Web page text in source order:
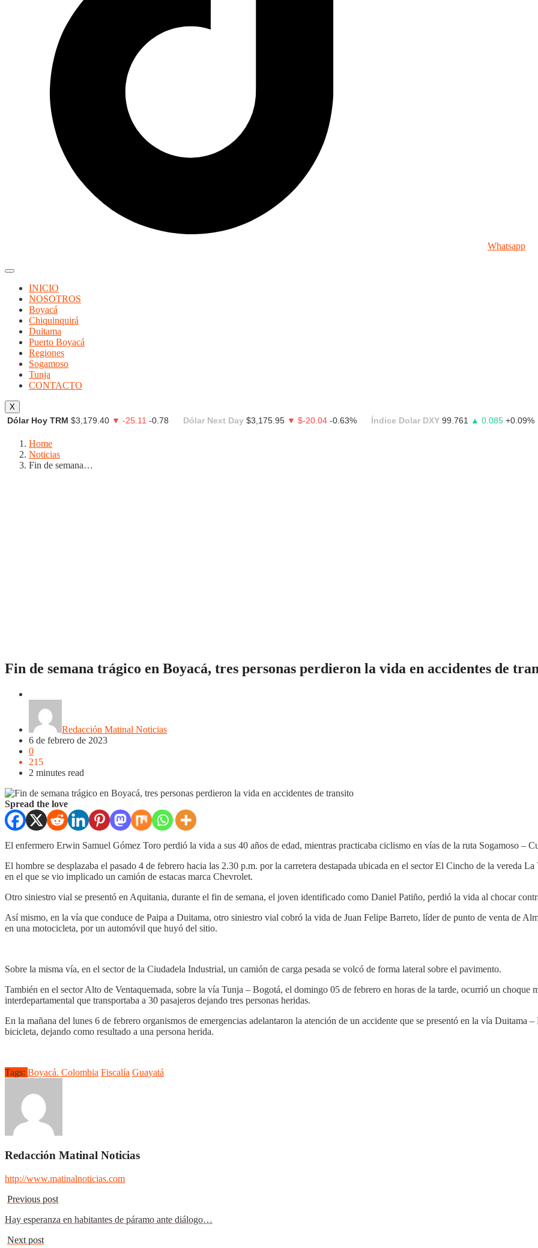
Whatsapp
INICIO
NOSOTROS
Boyacá
Chiquinquirá
Duitama
Puerto Boyacá
Regiones
Sogamoso
Tunja
CONTACTO
X
Dólar Hoy TRM $3,179.40 ▼ -25.11 -0.78 Dólar Next Day $3,175.95 ▼ $-20.04 -0.63% Índice Dolar DXY 99.761 ▲ 0.085 +0.09%
Home
Noticias
Fin de semana…
Fin de semana trágico en Boyacá, tres personas perdieron la vida en accidentes de
Redacción Matinal Noticias
6 de febrero de 2023
0
215
2 minutes read
Spread the love
El enfermero Erwin Samuel Gómez Toro perdió la vida a sus 40 años de edad, mientras practicaba ciclismo en vías de la ruta Sogamoso –
El hombre se desplazaba el pasado 4 de febrero hacia las 2.30 p.m. por la carretera destapada ubicada en el sector El Cincho de la vereda
en el que se vio implicado un camión de estacas marca Chevrolet.
Otro siniestro vial se presentó en Aquitania, durante el fin de semana, el joven identificado como Daniel Patiño, perdió la vida al chocar
Así mismo, en la vía que conduce de Paipa a Duitama, otro siniestro vial cobró la vida de Juan Felipe Barreto, líder de punto de venta de
en una motocicleta, por un automóvil que huyó del sitio.
Sobre la misma vía, en el sector de la Ciudadela Industrial, un camión de carga pesada se volcó de forma lateral sobre el pavimento.
También en el sector Alto de Ventaquemada, sobre la vía Tunja – Bogotá, el domingo 05 de febrero en horas de la tarde, ocurrió un choque
interdepartamental que transportaba a 30 pasajeros dejando tres personas heridas.
En la mañana del lunes 6 de febrero organismos de emergencias adelantaron la atención de un accidente que se presentó en la vía Duitama
bicicleta, dejando como resultado a una persona herida.
Tags: Boyacá. Colombia Fiscalía Guayatá
Redacción Matinal Noticias
http://www.matinalnoticias.com
Previous post
Hay esperanza en habitantes de páramo ante diálogo…
Next post